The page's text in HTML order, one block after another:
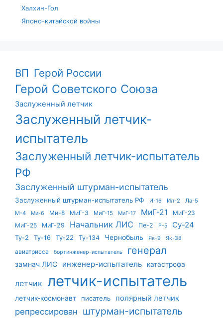
Халхин-Гол
Японо-китайской войны
ВП Герой России
Герой Советского Союза
Заслуженный летчик
Заслуженный летчик-
испытатель
Заслуженный летчик-испытатель
РФ
Заслуженный штурман-испытатель
Заслуженный штурман-испытатель РФ И-16 Ил-2
Ла-5
М-4
Ми-6 Ми-8 МиГ-3 МиГ-15 МиГ-17 МиГ-21
МиГ-23
МиГ-25
МиГ-29 Начальник ЛИС Пе-2 Р-5 Су-24
Ту-2 Ту-16 Ту-22 Ту-134 Чернобыль Як-9 Як-38
авиатрисса бортинженер-испытатель генерал
замнач ЛИС инженер-испытатель катастрофа
летчик летчик-испытатель
летчик-космонавт писатель полярный летчик
репрессирован штурман-испытатель